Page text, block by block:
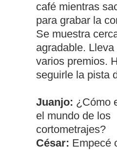
café mientras
para grabar la
Se muestra
agradable.
varios premios.
seguirle la pista
Juanjo: ¿Cómo
el mundo de los
cortometrajes?
César: Empecé